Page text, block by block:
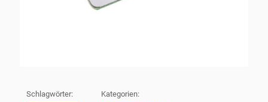
Schlagwörter:
Kategorien: